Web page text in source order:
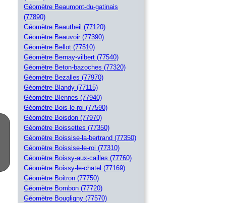
Géomètre Beaumont-du-gatinais
(77890)
Géomètre Beautheil (77120)
Géomètre Beauvoir (77390)
Géomètre Bellot (77510)
Géomètre Bernay-vilbert (77540)
Géomètre Beton-bazoches (77320)
Géomètre Bezalles (77970)
Géomètre Blandy (77115)
Géomètre Blennes (77940)
Géomètre Bois-le-roi (77590)
Géomètre Boisdon (77970)
Géomètre Boissettes (77350)
Géomètre Boissise-la-bertrand (77350)
Géomètre Boissise-le-roi (77310)
Géomètre Boissy-aux-cailles (77760)
Géomètre Boissy-le-chatel (77169)
Géomètre Boitron (77750)
Géomètre Bombon (77720)
Géomètre Bougligny (77570)